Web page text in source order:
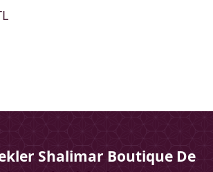
Shalimar Boutique De